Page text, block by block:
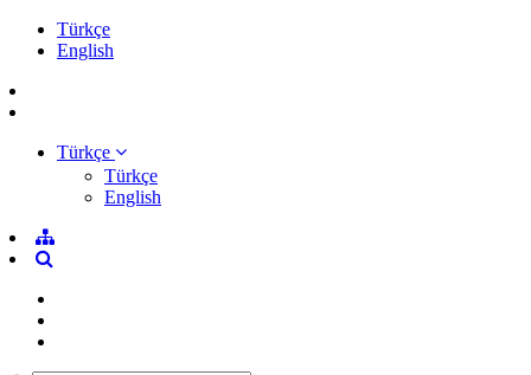
Türkçe
English
Türkçe
Türkçe
English